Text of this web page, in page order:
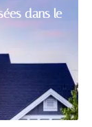
dans le